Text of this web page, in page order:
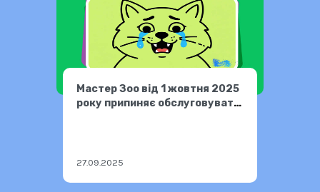
Мастер Зоо від 1 жовтня 2025
року припиняє обслуговувати
27.09.2025